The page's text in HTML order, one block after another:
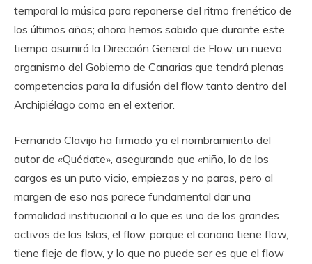
temporal la música para reponerse del ritmo frenético de
los últimos años; ahora hemos sabido que durante este
tiempo asumirá la Dirección General de Flow, un nuevo
organismo del Gobierno de Canarias que tendrá plenas
competencias para la difusión del flow tanto dentro del
Archipiélago como en el exterior.
Fernando Clavijo ha firmado ya el nombramiento del
autor de «Quédate», asegurando que «niño, lo de los
cargos es un puto vicio, empiezas y no paras, pero al
margen de eso nos parece fundamental dar una
formalidad institucional a lo que es uno de los grandes
activos de las Islas, el flow, porque el canario tiene flow,
tiene fleje de flow, y lo que no puede ser es que el flow